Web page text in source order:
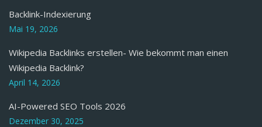
Backlink-Indexierung
Mai 19, 2026
Wikipedia Backlinks erstellen- Wie bekommt man einen
Wikipedia Backlink?
April 14, 2026
AI-Powered SEO Tools 2026
Dezember 30, 2025